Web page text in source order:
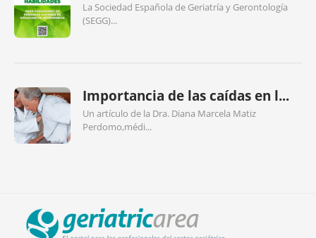
La Sociedad Española de Geriatría y Gerontología
(SEGG)...
Importancia de las caídas en l...
Un artículo de la Dra. Diana Marcela Matiz
Perdomo,médi...